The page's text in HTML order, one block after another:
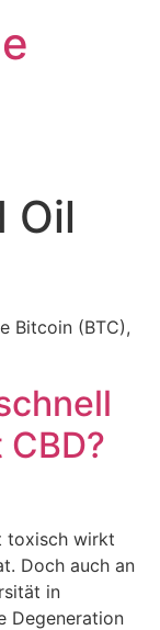
Oil
Bitcoin (BTC),
toxisch wirkt
Doch auch an
in
Degeneration